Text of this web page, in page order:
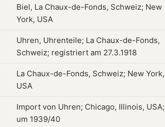
Biel, La Chaux-de-Fonds, Schweiz; New
York, USA
Uhren, Uhrenteile; La Chaux-de-Fonds,
Schweiz; registriert am 27.3.1918
La Chaux-de-Fonds, Schweiz; New York,
USA
Import von Uhren; Chicago, Illinois, USA;
um 1939/40